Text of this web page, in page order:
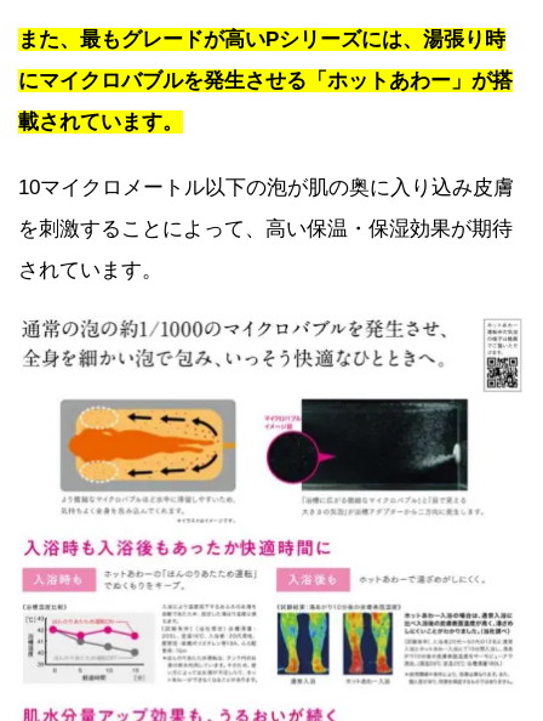
また、最もグレードが高いPシリーズには、湯張り時
にマイクロバブルを発生させる「ホットあわー」が搭
載されています。
10マイクロメートル以下の泡が肌の奥に入り込み皮膚
を刺激することによって、高い保温・保湿効果が期待
されています。